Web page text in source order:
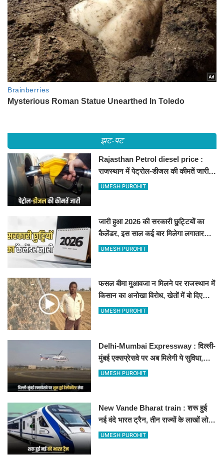
झट-पट
Rajasthan Petrol diesel price :
राजस्थान में पेट्रोल-डीजल की कीमतें जारी,
जानिए बीकानेर समेत पुरे प्रदेश में नए रेट
UMESH PUROHIT
जारी हुआ 2026 की सरकारी छुट्टियों का
कैलेंडर, इस साल कई बार मिलेगा लगातार
अवकाश, देखें
UMESH PUROHIT
फसल बीमा मुआवजा न मिलने पर राजस्थान में
किसान का अनोखा विरोध, खेतों में बो दिए
500-500 रुपए के नोट, वीडियो वायरल
UMESH PUROHIT
Delhi-Mumbai Expressway : दिल्ली-
मुंबई एक्सप्रेसवे पर अब मिलेगी ये सुविधा,
हेलीकॉप्टर सर्विस से तुरंत घायल पहुंचेगा
UMESH PUROHIT
New Vande Bharat train : शरू हुई
नई वंदे भारत ट्रैन, तीन राज्यों के लाखों लोगों
का सफर होगा आसान, देखें पूरा रूटमैप
UMESH PUROHIT